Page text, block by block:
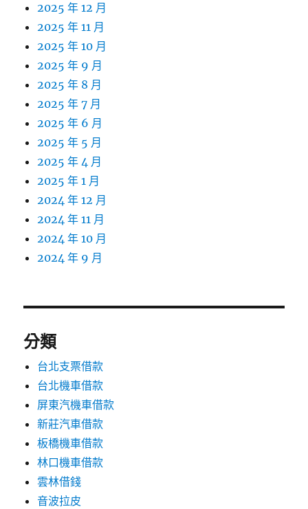
2025 年 12 月
2025 年 11 月
2025 年 10 月
2025 年 9 月
2025 年 8 月
2025 年 7 月
2025 年 6 月
2025 年 5 月
2025 年 4 月
2025 年 1 月
2024 年 12 月
2024 年 11 月
2024 年 10 月
2024 年 9 月
分類
台北支票借款
台北機車借款
屏東汽機車借款
新莊汽車借款
板橋機車借款
林口機車借款
雲林借錢
音波拉皮